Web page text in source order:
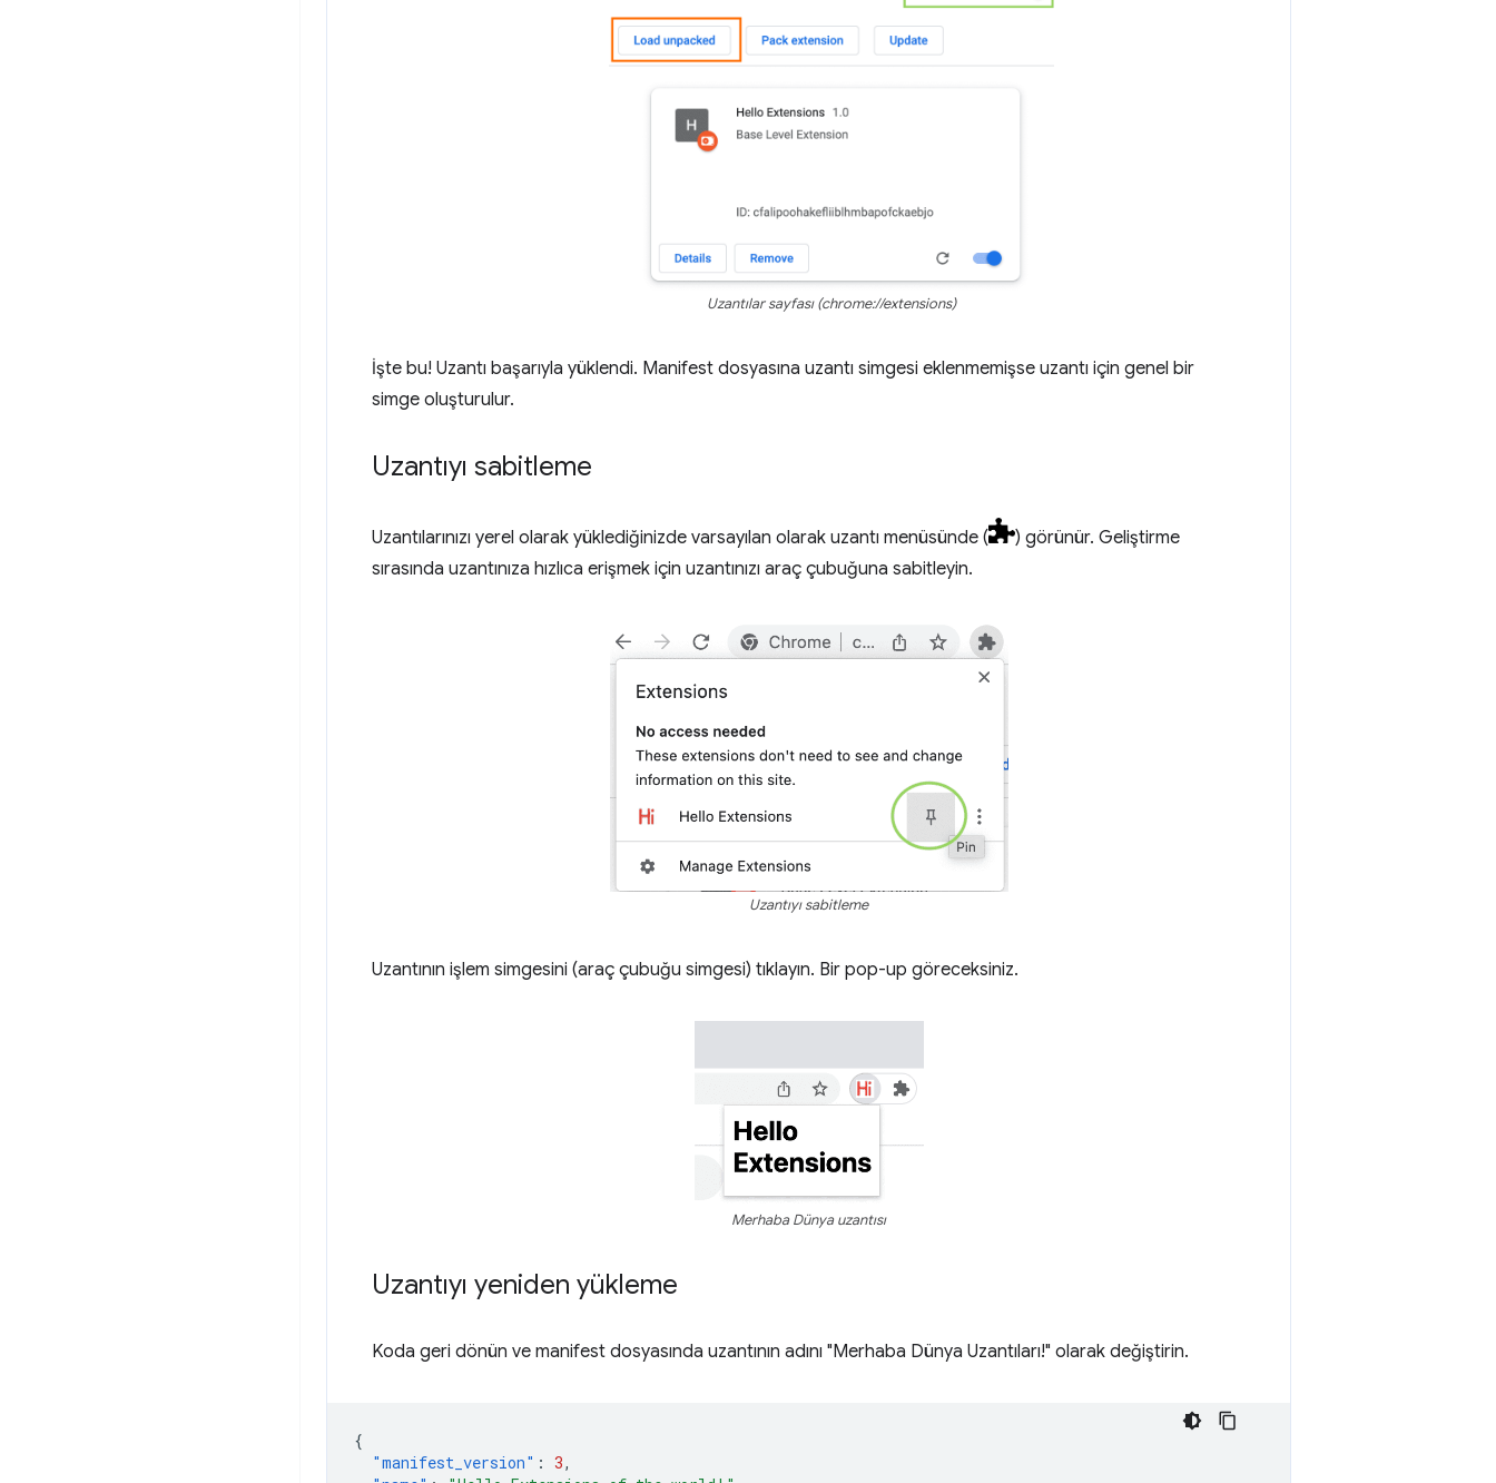
Uzantılar sayfası (chrome://extensions)
İşte bu! Uzantı başarıyla yüklendi. Manifest dosyasına uzantı simgesi eklenmemişse uzantı için genel bir
simge oluşturulur.
Uzantıyı sabitleme
Uzantılarınızı yerel olarak yüklediğinizde varsayılan olarak uzantı menüsünde (
) görünür. Geliştirme
sırasında uzantınıza hızlıca erişmek için uzantınızı araç çubuğuna sabitleyin.
Uzantıyı sabitleme
Uzantının işlem simgesini (araç çubuğu simgesi) tıklayın. Bir pop-up göreceksiniz.
Merhaba Dünya uzantısı
Uzantıyı yeniden yükleme
Koda geri dönün ve manifest dosyasında uzantının adını "Merhaba Dünya Uzantıları!" olarak değiştirin.
{
"manifest_version" : 3,